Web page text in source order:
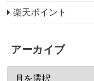
楽天ポイント
アーカイブ